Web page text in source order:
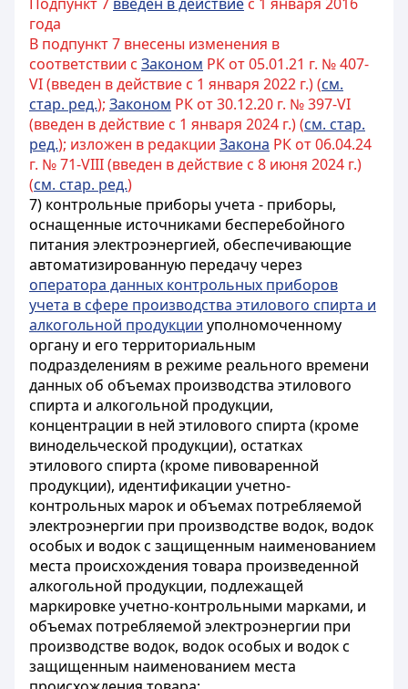
года
В подпункт 7 внесены изменения в
соответствии с Законом РК от 05.01.21 г. № 407-
VI (введен в действие с 1 января 2022 г.) (см.
стар. ред.); Законом РК от 30.12.20 г. № 397-VI
(введен в действие с 1 января 2024 г.) (см. стар.
ред.); изложен в редакции Закона РК от 06.04.24
г. № 71-VIII (введен в действие с 8 июня 2024 г.)
(см. стар. ред.)
7) контрольные приборы учета - приборы,
оснащенные источниками бесперебойного
питания электроэнергией, обеспечивающие
автоматизированную передачу через
оператора данных контрольных приборов
учета в сфере производства этилового спирта и
алкогольной продукции уполномоченному
органу и его территориальным
подразделениям в режиме реального времени
данных об объемах производства этилового
спирта и алкогольной продукции,
концентрации в ней этилового спирта (кроме
винодельческой продукции), остатках
этилового спирта (кроме пивоваренной
продукции), идентификации учетно-
контрольных марок и объемах потребляемой
электроэнергии при производстве водок, водок
особых и водок с защищенным наименованием
места происхождения товара произведенной
алкогольной продукции, подлежащей
маркировке учетно-контрольными марками, и
объемах потребляемой электроэнергии при
производстве водок, водок особых и водок с
защищенным наименованием места